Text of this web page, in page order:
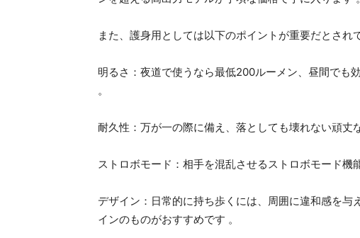
また、護身用としては以下のポイントが重要だとされ
明るさ：夜道で使うなら最低200ルーメン、昼間でも
。
耐久性：万が一の際に備え、落としても壊れない頑丈
ストロボモード：相手を混乱させるストロボモード
デザイン：日常的に持ち歩くには、周囲に違和感を
インのものがおすすめです 。